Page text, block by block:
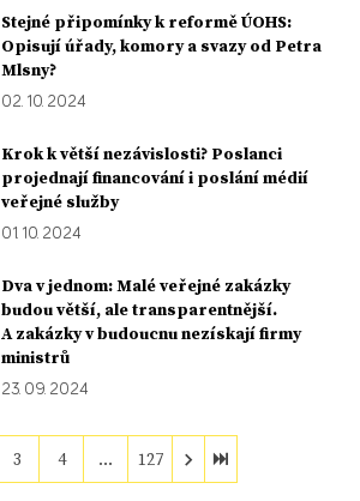
Stejné připomínky k reformě ÚOHS:
Opisují úřady, komory a svazy od Petra
Mlsny?
02. 10. 2024
Krok k větší nezávislosti? Poslanci
projednají financování i poslání médií
veřejné služby
01. 10. 2024
Dva v jednom: Malé veřejné zakázky
budou větší, ale transparentnější.
A zakázky v budoucnu nezískají firmy
ministrů
23. 09. 2024
3 4 … 127